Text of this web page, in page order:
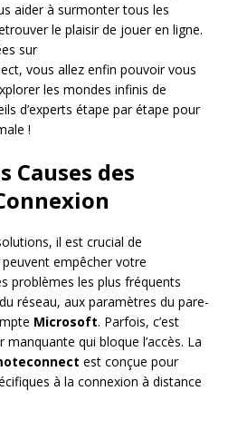
aider à surmonter tous les
le plaisir de jouer en ligne.
sur
vous allez enfin pouvoir vous
les mondes infinis de
d’experts étape par étape pour
!
Causes des
il est crucial de
empêcher votre
problèmes les plus fréquents
réseau, aux paramètres du pare-
Microsoft. Parfois, c’est
qui bloque l’accès. La
est conçue pour
à la connexion à distance